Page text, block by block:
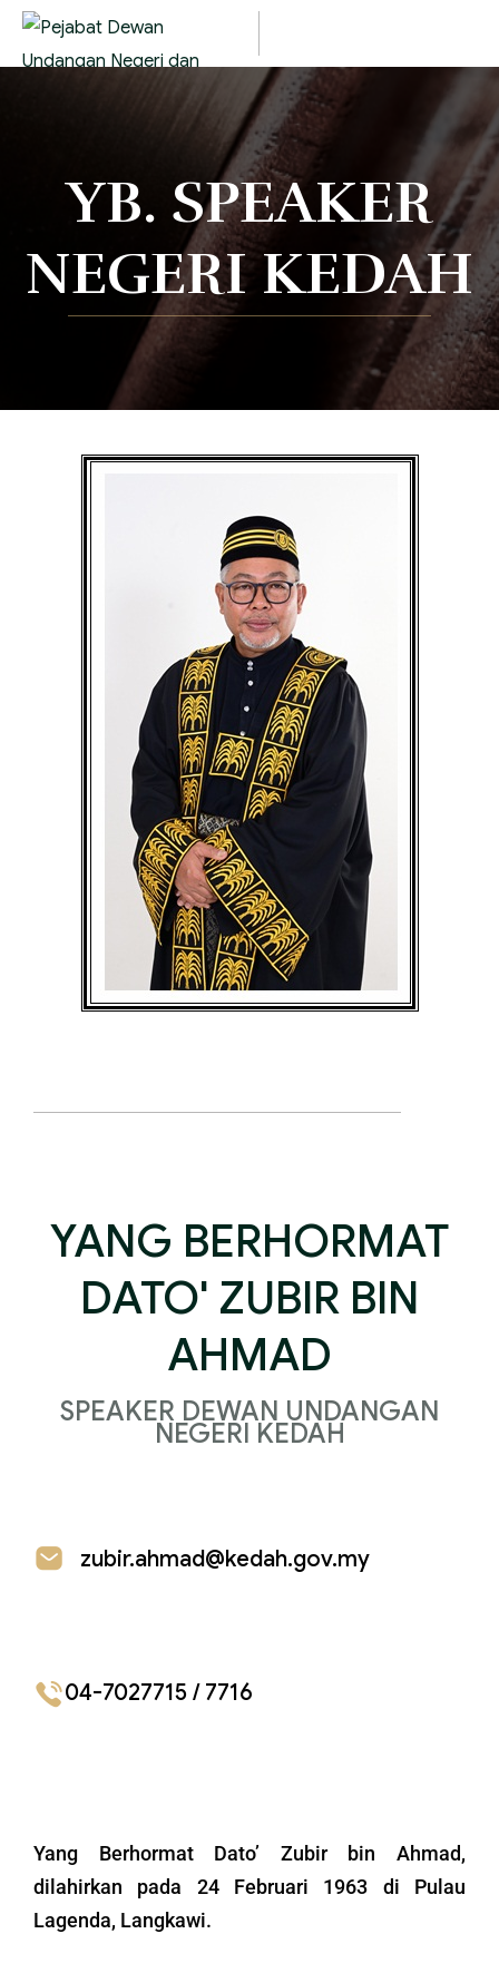
YB. SPEAKER
NEGERI KEDAH
YANG BERHORMAT
DATO' ZUBIR BIN
AHMAD
SPEAKER DEWAN UNDANGAN
NEGERI KEDAH
zubir.ahmad@kedah.gov.my
04-7027715 / 7716
Yang Berhormat Dato’ Zubir bin Ahmad,
dilahirkan pada 24 Februari 1963 di Pulau
Lagenda, Langkawi.